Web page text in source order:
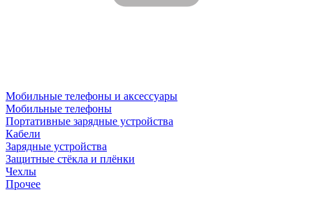
Мобильные телефоны и аксессуары
Мобильные телефоны
Портативные зарядные устройства
Кабели
Зарядные устройства
Защитные стёкла и плёнки
Чехлы
Прочее